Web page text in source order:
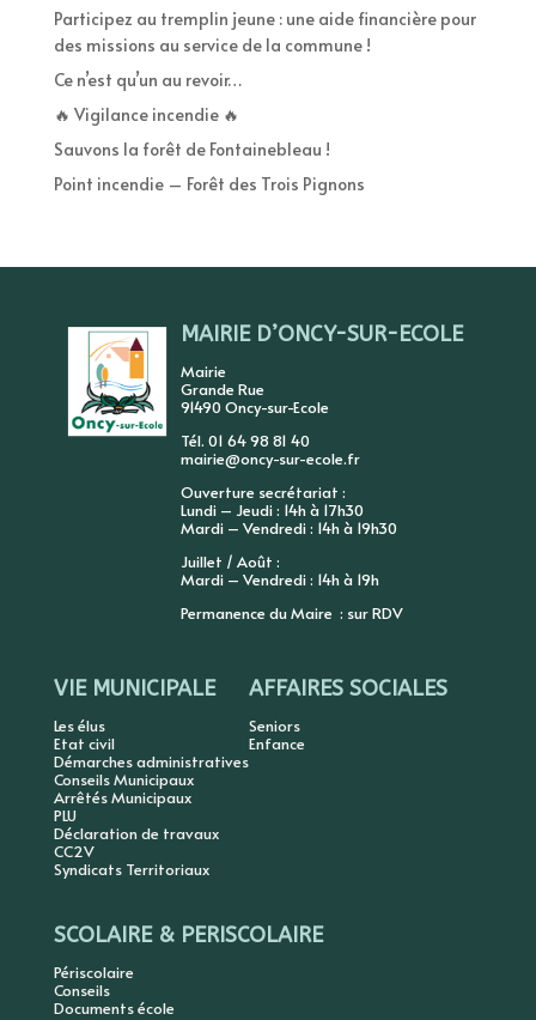
Participez au tremplin jeune : une aide financière pour
des missions au service de la commune !
Ce n’est qu’un au revoir…
🔥 Vigilance incendie 🔥
Sauvons la forêt de Fontainebleau !
Point incendie – Forêt des Trois Pignons
MAIRIE D’ONCY-SUR-ECOLE
Mairie
Grande Rue
91490 Oncy-sur-Ecole
Tél. 01 64 98 81 40
mairie@oncy-sur-ecole.fr
Ouverture secrétariat :
Lundi – Jeudi : 14h à 17h30
Mardi – Vendredi : 14h à 19h30
Juillet / Août :
Mardi – Vendredi : 14h à 19h
Permanence du Maire : sur RDV
VIE MUNICIPALE
Les élus
Etat civil
Démarches administratives
Conseils Municipaux
Arrêtés Municipaux
PLU
Déclaration de travaux
CC2V
Syndicats Territoriaux
AFFAIRES SOCIALES
Seniors
Enfance
SCOLAIRE & PERISCOLAIRE
Périscolaire
Conseils
Documents école